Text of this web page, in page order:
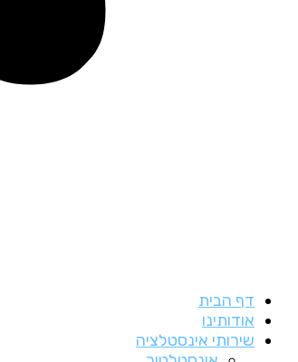
דף הבית
אודותינו
שירותי אינסטלציה